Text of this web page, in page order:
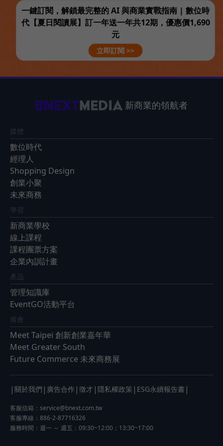
一鍵訂閱，解鎖最完整的 AI 與商業實戰指南 | 數位時
代【夏日閱讀展】訂一年送一年共12期，優惠價1,690
元
立即訂閱 >>
新商業的領航者
媒體
數位時代
經理人
Shopping Design
創業小聚
未來商務
學習
新商業學校
線上課程
課程團票方案
企業內訓計畫
產品
管理知識庫
EventGO活動平台
展會
Meet Taipei 創新創業嘉年華
Meet Greater South
Future Commerce 未來商務展
| 關於我們 | 廣告合作 | 徵才 | 隱私權政策 | ESG永續報告書 |
客服信箱： service@bnext.com.tw
客服專線：886-2-87716326
服務時間：週一 ～ 週五：09:30~12:00；13:30~17:00